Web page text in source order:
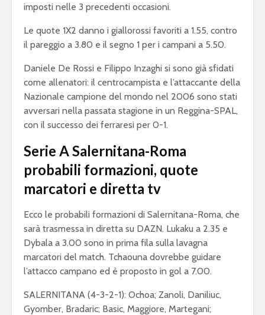
imposti nelle 3 precedenti occasioni.
Le quote 1X2 danno i giallorossi favoriti a 1.55, contro
il pareggio a 3.80 e il segno 1 per i campani a 5.50.
Daniele De Rossi e Filippo Inzaghi si sono già sfidati
come allenatori: il centrocampista e l’attaccante della
Nazionale campione del mondo nel 2006 sono stati
avversari nella passata stagione in un Reggina-SPAL,
con il successo dei ferraresi per 0-1.
Serie A Salernitana-Roma
probabili formazioni, quote
marcatori e diretta tv
Ecco le probabili formazioni di Salernitana-Roma, che
sarà trasmessa in diretta su DAZN. Lukaku a 2.35 e
Dybala a 3.00 sono in prima fila sulla lavagna
marcatori del match. Tchaouna dovrebbe guidare
l’attacco campano ed è proposto in gol a 7.00.
SALERNITANA (4-3-2-1): Ochoa; Zanoli, Daniliuc,
Gyomber, Bradaric; Basic, Maggiore, Martegani;